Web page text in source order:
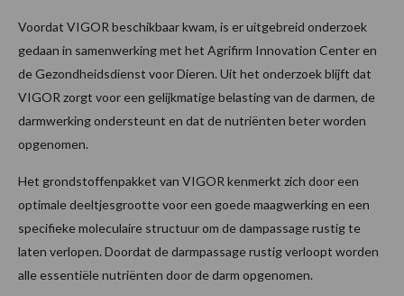
Voordat VIGOR beschikbaar kwam, is er uitgebreid onderzoek
gedaan in samenwerking met het Agrifirm Innovation Center en
de Gezondheidsdienst voor Dieren. Uit het onderzoek blijft dat
VIGOR zorgt voor een gelijkmatige belasting van de darmen, de
darmwerking ondersteunt en dat de nutriënten beter worden
opgenomen.
Het grondstoffenpakket van VIGOR kenmerkt zich door een
optimale deeltjesgrootte voor een goede maagwerking en een
specifieke moleculaire structuur om de dampassage rustig te
laten verlopen. Doordat de darmpassage rustig verloopt worden
alle essentiële nutriënten door de darm opgenomen.